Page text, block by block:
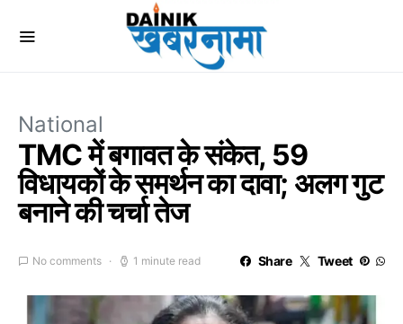
National
TMC में बगावत के संकेत, 59
विधायकों के समर्थन का दावा; अलग गुट
बनाने की चर्चा तेज
No comments 1 minute read Share Tweet